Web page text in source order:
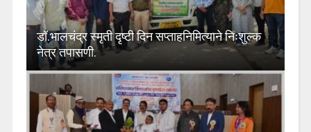
डॉ.भालचंद्र स्मृती दृष्टी दिन सप्ताहनिमित्याने निःशुल्क
नेत्र तपासणी.